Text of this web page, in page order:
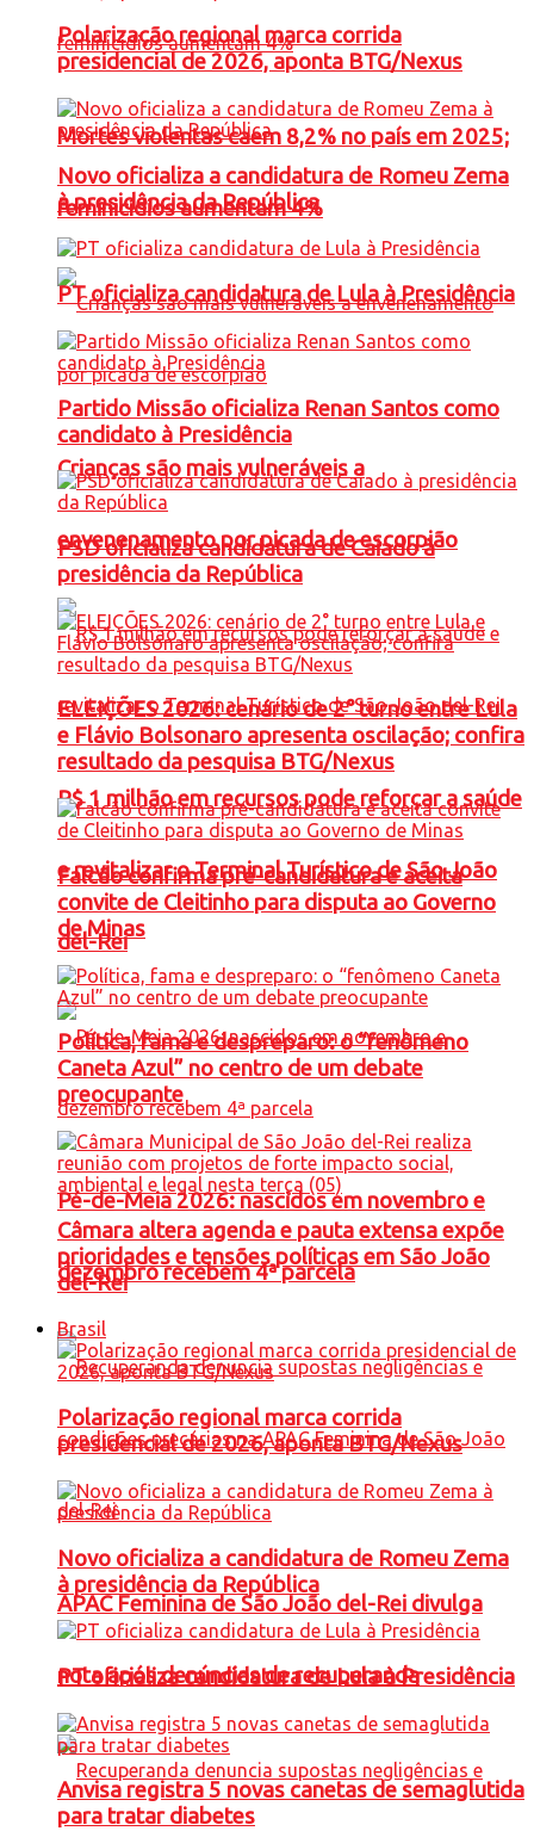
Mortes violentas caem 8,2% no país em 2025;
feminicídios aumentam 4%
Crianças são mais vulneráveis a
envenenamento por picada de escorpião
R$ 1 milhão em recursos pode reforçar a saúde
e revitalizar o Terminal Turístico de São João
del-Rei
Pé-de-Meia 2026: nascidos em novembro e
dezembro recebem 4ª parcela
APAC Feminina de São João del-Rei divulga
nota após denúncias de recuperanda
Polarização regional marca corrida
presidencial de 2026, aponta BTG/Nexus
Novo oficializa a candidatura de Romeu Zema
à presidência da República
PT oficializa candidatura de Lula à Presidência
Partido Missão oficializa Renan Santos como
candidato à Presidência
PSD oficializa candidatura de Caiado à
presidência da República
ELEIÇÕES 2026: cenário de 2° turno entre Lula
e Flávio Bolsonaro apresenta oscilação; confira
resultado da pesquisa BTG/Nexus
Falcão confirma pré-candidatura e aceita
convite de Cleitinho para disputa ao Governo
de Minas
Política, fama e despreparo: o “fenômeno
Caneta Azul” no centro de um debate
preocupante
Câmara altera agenda e pauta extensa expõe
prioridades e tensões políticas em São João
del-Rei
Brasil
Polarização regional marca corrida
presidencial de 2026, aponta BTG/Nexus
Novo oficializa a candidatura de Romeu Zema
à presidência da República
PT oficializa candidatura de Lula à Presidência
Anvisa registra 5 novas canetas de semaglutida
para tratar diabetes